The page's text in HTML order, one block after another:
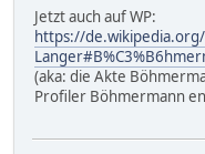
Jetzt auch auf WP:
https://
(aka: die Akte
Profiler Böhmermann